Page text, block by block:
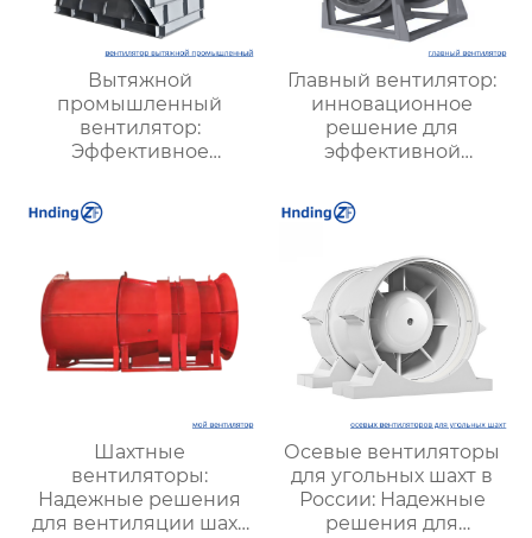
Вытяжной
промышленный
вентилятор:
Эффективное
надежной вентиляции
Главный вентилятор:
инновационное
решение для
эффективной
оптимизации работы
Шахтные
вентиляторы:
Надежные решения
для вентиляции шахт
Осевые вентиляторы
для угольных шахт в
России: Надежные
решения для